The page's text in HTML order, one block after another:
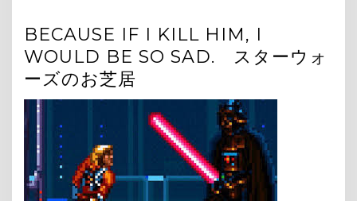
BECAUSE IF I KILL HIM, I
WOULD BE SO SAD. スターウォ
ーズのお芝居